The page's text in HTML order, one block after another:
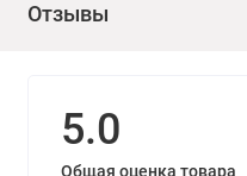
Отзывы
5.0